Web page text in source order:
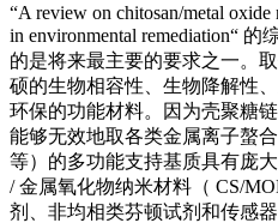
“A review on chitosan/metal oxide
in environmental remediation“
的是将来最主要的要求之一。
硕的生物相容性、生物降解性
环保的功能材料。因为壳聚糖
能够无效地取各类金属离子螯
等）的多功能支持基质具有庞
/ 金属氧化物纳米材料（ CS/
剂、非均相类芬顿试剂和传感